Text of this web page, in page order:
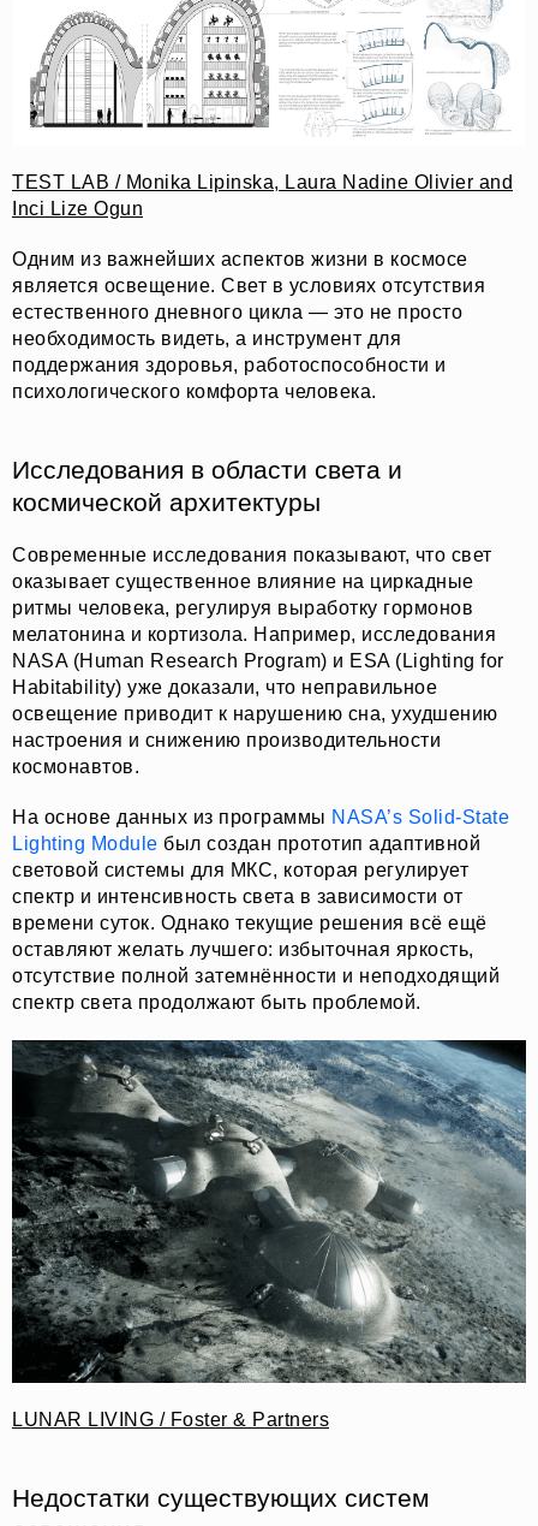
TEST LAB / Monika Lipinska, Laura Nadine Olivier and
Inci Lize Ogun
Одним из важнейших аспектов жизни в космосе
является освещение. Свет в условиях отсутствия
естественного дневного цикла — это не просто
необходимость видеть, а инструмент для
поддержания здоровья, работоспособности и
психологического комфорта человека.
Исследования в области света и
космической архитектуры
Современные исследования показывают, что свет
оказывает существенное влияние на циркадные
ритмы человека, регулируя выработку гормонов
мелатонина и кортизола. Например, исследования
NASA (Human Research Program) и ESA (Lighting for
Habitability) уже доказали, что неправильное
освещение приводит к нарушению сна, ухудшению
настроения и снижению производительности
космонавтов.
На основе данных из программы NASA’s Solid-State
Lighting Module был создан прототип адаптивной
световой системы для МКС, которая регулирует
спектр и интенсивность света в зависимости от
времени суток. Однако текущие решения всё ещё
оставляют желать лучшего: избыточная яркость,
отсутствие полной затемнённости и неподходящий
спектр света продолжают быть проблемой.
LUNAR LIVING / Foster & Partners
Недостатки существующих систем